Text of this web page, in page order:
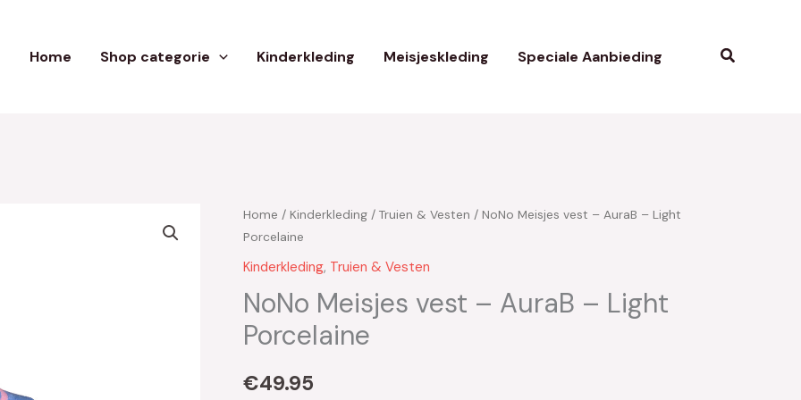
Home Shop categorie Kinderkleding Meisjeskleding Speciale Aanbieding Zoeken
Home / Kinderkleding / Truien & Vesten / NoNo Meisjes vest – AuraB – Light
Porcelaine
Kinderkleding, Truien & Vesten
NoNo Meisjes vest – AuraB – Light
Porcelaine
€49.95